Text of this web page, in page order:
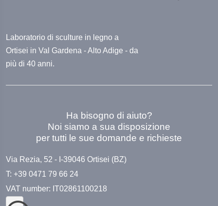
Laboratorio di sculture in legno a
Ortisei in Val Gardena - Alto Adige - da
più di 40 anni.
Ha bisogno di aiuto?
Noi siamo a sua disposizione
per tutti le sue domande e richieste
Via Rezia, 52 - I-39046 Ortisei (BZ)
T: +39 0471 79 66 24
VAT number: IT02861100218